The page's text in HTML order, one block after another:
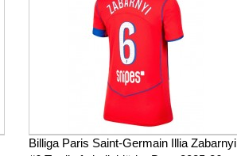
Billiga Paris Saint-Germain Illia Zabarnyi